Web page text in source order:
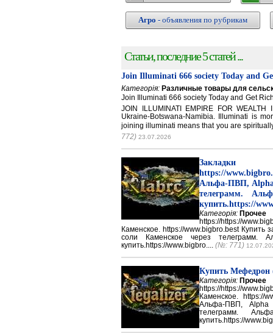
Агро - объявления по рубрикам
Статьи, последние 5 статей ...
Join Illuminati 666 society Today and
Категорія: Различные товары для
Join Illuminati 666 society Today and Get
JOIN ILLUMINATI EMPIRE FOR WEALTH
Ukraine-Botswana-Namibia. Illuminati is
joining illuminati means that you are
772) 23.07.2026
Закладки
https://
Альфа-ПВП, Alpha
телеграмм.
купить.https://
Категорія: Прочее
https://https://
Каменское. https://www.bigbro.best Купить
соли Каменское через телеграмм.
купить.https://www.bigbro.... (№: 771)
Купить
Категорія: Прочее
https://https://
Каменское. https://
Альфа-ПВП, Alpha
телеграмм.
купить.https://